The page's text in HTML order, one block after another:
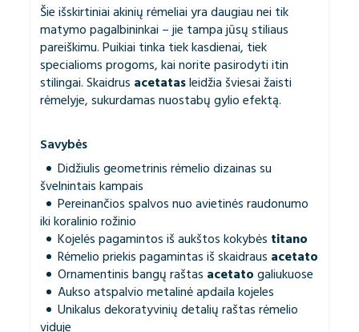
Šie išskirtiniai akinių rėmeliai yra daugiau nei tik
matymo pagalbininkai – jie tampa jūsų stiliaus
pareiškimu. Puikiai tinka tiek kasdienai, tiek
specialioms progoms, kai norite pasirodyti itin
stilingai. Skaidrus acetatasleidžia šviesai žaisti
rėmelyje, sukurdamas nuostabų gylio efektą.
Savybės
Didžiulis geometrinis rėmelio dizainas su
švelnintais kampais
Pereinančios spalvos nuo avietinės raudonumo
iki koralinio rožinio
Kojelės pagamintos iš aukštos kokybės titano
Rėmelio priekis pagamintas iš skaidraus acetato
Ornamentinis bangų raštas acetatogaliukuose
Aukso atspalvio metalinė apdaila kojeles
Unikalus dekoratyvinių detalių raštas rėmelio
viduje